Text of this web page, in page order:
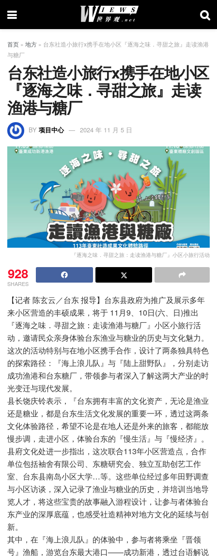
首页 » 地方 » 台东社造小旅行x携手在地小区『逐海之味．寻甜之旅』走读渔港
与糖厂
台东社造小旅行x携手在地小区
『逐海之味．寻甜之旅』走读
渔港与糖厂
BY 项目中心 2024 年 11 月 5 日
『逐海之味．寻甜之旅：走读渔港与糖厂』小区小旅行活动
928
SHARES
【记者 陈玄云／台东 报导】台东县政府为推广及展示多年
来小区营造的丰硕成果，将于 11月9、10日(六、日)推出
『逐海之味．寻甜之旅：走读渔港与糖厂』小区小旅行活
动，邀请民众亲身体验台东渔业与糖业的历史与文化魅力。
这次的活动特别与在地小区携手合作，设计了两条独具特色
的探索路径：『海上浪儿队』与『陆上甜野队』，分别走访
成功渔港和台东糖厂，带领参与者深入了解这两大产业的时
光变迁与现代发展。
县长饶庆铃表示，『台东拥有丰富的文化资产，无论是渔业
还是糖业，都是台东生活文化发展的重要一环，透过这两条
文化体验路径，希望不论是在地人还是外来的旅客，都能放
慢步调，走进小区，体验台东的『慢生活』与『慢经济』。
县府文化处进一步指出，这次联合113年小区营造点，合作
单位包括袖舍有限公司、东糖研究会、独立互助创艺工作
室、台东县南岛小区大学…等。这些单位经过多年田野调查
与小区访谈，深入记录了渔业与糖业的历史，并培训当地导
览人才，将这些宝贵的故事融入游程设计，让参与者体验台
东产业的深厚底蕴，也感受社造精神对地方文化的延续与创
新。
其中，在『海上浪儿队』的体验中，参与者将乘坐『晋领
号』渔船，游览台东最大港口——成功新港，透过台语解说